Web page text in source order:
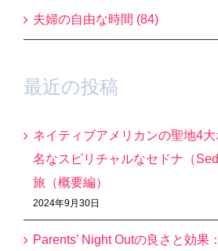
夫婦の自由な時間 (84)
最近の投稿
ネイティブアメリカンの聖地4
名なスピリチャルなセドナ（
旅（概要編）
2024年9月30日
Parents’ Night Outの良さと効果